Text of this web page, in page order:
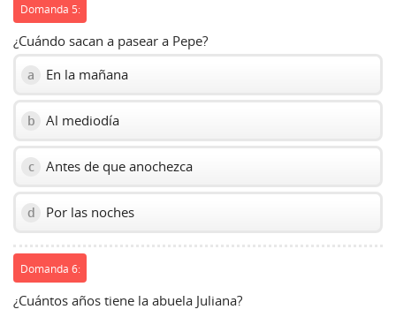
Domanda 5:
¿Cuándo sacan a pasear a Pepe?
a En la mañana
b Al mediodía
c Antes de que anochezca
d Por las noches
Domanda 6:
¿Cuántos años tiene la abuela Juliana?